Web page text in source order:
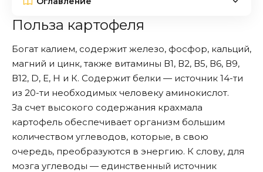
Польза картофеля
Богат калием, содержит железо, фосфор, кальций,
магний и цинк, также витамины В1, В2, В5, В6, В9,
В12, D, Е, Н и К. Содержит белки — источник 14-ти
из 20-ти необходимых человеку аминокислот.
За счет высокого содержания крахмала
картофель обеспечивает организм большим
количеством углеводов, которые, в свою
очередь, преобразуются в энергию. К слову, для
мозга углеводы — единственный источник